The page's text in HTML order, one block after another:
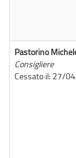
Pastorino
Consigliere
Cessato il: 27/